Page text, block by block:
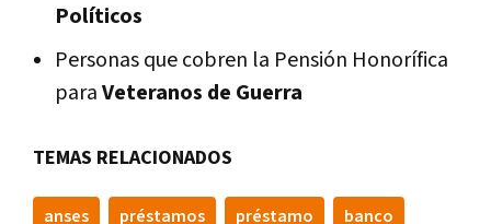
Políticos
Personas que cobren la Pensión Honorífica
paraVeteranos de Guerra
TEMAS RELACIONADOS
anses préstamos préstamo banco